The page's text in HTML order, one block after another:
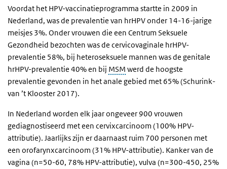
Voordat het HPV-vaccinatieprogramma startte in 2009 in
Nederland, was de prevalentie van hrHPV onder 14-16-jarige
meisjes 3%. Onder vrouwen die een Centrum Seksuele
Gezondheid bezochten was de cervicovaginale hrHPV-
prevalentie 58%, bij heteroseksuele mannen was de genitale
hrHPV-prevalentie 40% en bij MSM werd de hoogste
prevalentie gevonden in het anale gebied met 65% (Schurink-
van ’t Klooster 2017).
In Nederland worden elk jaar ongeveer 900 vrouwen
gediagnostiseerd met een cervixcarcinoom (100% HPV-
attributie). Jaarlijks zijn er daarnaast ruim 700 personen met
een orofarynxcarcinoom (31% HPV-attributie). Kanker van de
vagina (n=50-60, 78% HPV-attributie), vulva (n=300-450, 25%